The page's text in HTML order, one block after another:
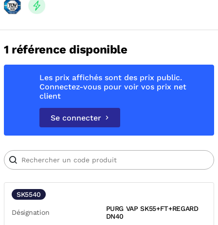
1 référence disponible
Les prix affichés sont des prix public.
Connectez-vous pour voir vos prix net
client
Se connecter
SK5540
Désignation
PURG VAP SK55+FT+REGARD
DN40